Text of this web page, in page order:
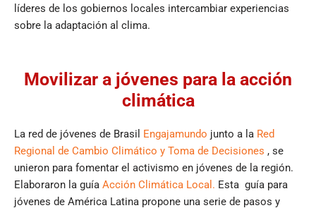
líderes de los gobiernos locales intercambiar experiencias
sobre la adaptación al clima.
Movilizar a jóvenes para la acción
climática
La red de jóvenes de Brasil Engajamundo junto a la Red
Regional de Cambio Climático y Toma de Decisiones , se
unieron para fomentar el activismo en jóvenes de la región.
Elaboraron la guía Acción Climática Local. Esta guía para
jóvenes de América Latina propone una serie de pasos y